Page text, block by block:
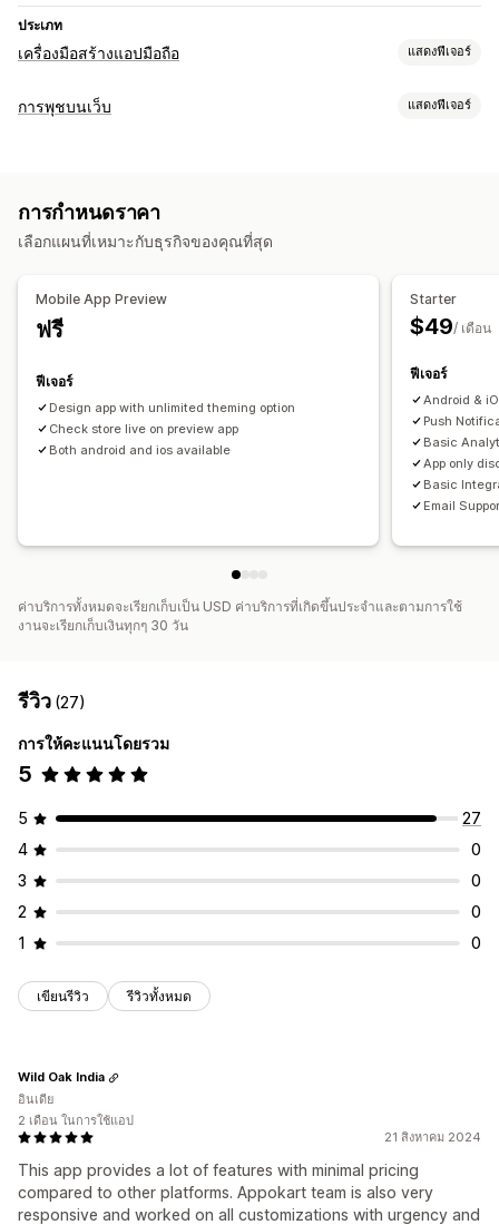
ประเภท
เครื่องมือสร้างแอปมือถือ แสดงฟีเจอร์
การปรับแต่ง
การแจ้งเตือนแบบพุช
ตามกำหนดเวลา
การแจ้งเตือนพนักงาน
การพุชบนเว็บ แสดงฟีเจอร์
การจัดการผู้สมัครใช้งาน
การแจ้งเตือนอัตโนมัติ
การติดตามคอนเวอร์ชัน
การกำหนดราคา
เลือกแผนที่เหมาะกับธุรกิจของคุณที่สุด
Mobile App Preview
ฟรี
ฟีเจอร์
Design app with unlimited theming option
Check store live on preview app
Both android and ios available
Starter
$49/ เดือน
ฟีเจอร์
Android &
Push
Basic
App only
Basic
Email
ค่าบริการทั้งหมดจะเรียกเก็บเป็น USD ค่าบริการที่เกิดขึ้นประจำและตามการใช้
งานจะเรียกเก็บเงินทุกๆ 30 วัน
รีวิว (27)
การให้คะแนนโดยรวม
5
5
27
4
0
3
0
2
0
1
0
เขียนรีวิว รีวิวทั้งหมด
21 สิงหาคม 2024
This app provides a lot of features with minimal pricing
compared to other platforms. Appokart team is also very
responsive and worked on all customizations with urgency and
Wild Oak India
อินเดีย
2 เดือน ในการใช้แอป